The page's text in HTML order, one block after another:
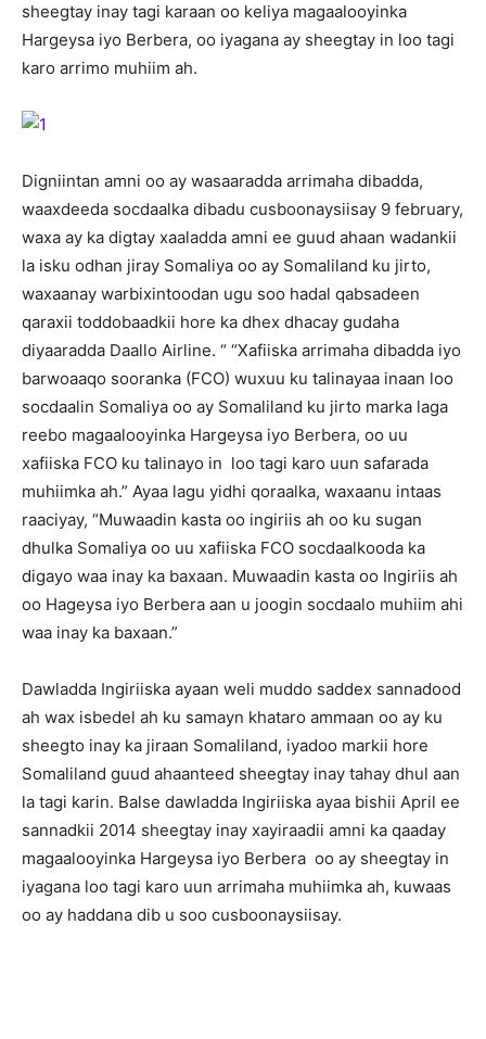
sheegtay inay tagi karaan oo keliya magaalooyinka
Hargeysa iyo Berbera, oo iyagana ay sheegtay in loo tagi
karo arrimo muhiim ah.
Digniintan amni oo ay wasaaradda arrimaha dibadda,
waaxdeeda socdaalka dibadu cusboonaysiisay 9 february,
waxa ay ka digtay xaaladda amni ee guud ahaan wadankii
la isku odhan jiray Somaliya oo ay Somaliland ku jirto,
waxaanay warbixintoodan ugu soo hadal qabsadeen
qaraxii toddobaadkii hore ka dhex dhacay gudaha
diyaaradda Daallo Airline. “ “Xafiiska arrimaha dibadda iyo
barwoaaqo sooranka (FCO) wuxuu ku talinayaa inaan loo
socdaalin Somaliya oo ay Somaliland ku jirto marka laga
reebo magaalooyinka Hargeysa iyo Berbera, oo uu
xafiiska FCO ku talinayo in loo tagi karo uun safarada
muhiimka ah.” Ayaa lagu yidhi qoraalka, waxaanu intaas
raaciyay, “Muwaadin kasta oo ingiriis ah oo ku sugan
dhulka Somaliya oo uu xafiiska FCO socdaalkooda ka
digayo waa inay ka baxaan. Muwaadin kasta oo Ingiriis ah
oo Hageysa iyo Berbera aan u joogin socdaalo muhiim ahi
waa inay ka baxaan.”
Dawladda Ingiriiska ayaan weli muddo saddex sannadood
ah wax isbedel ah ku samayn khataro ammaan oo ay ku
sheegto inay ka jiraan Somaliland, iyadoo markii hore
Somaliland guud ahaanteed sheegtay inay tahay dhul aan
la tagi karin. Balse dawladda Ingiriiska ayaa bishii April ee
sannadkii 2014 sheegtay inay xayiraadii amni ka qaaday
magaalooyinka Hargeysa iyo Berbera oo ay sheegtay in
iyagana loo tagi karo uun arrimaha muhiimka ah, kuwaas
oo ay haddana dib u soo cusboonaysiisay.